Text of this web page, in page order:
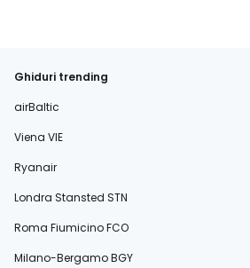
Ghiduri trending
airBaltic
Viena VIE
Ryanair
Londra Stansted STN
Roma Fiumicino FCO
Milano-Bergamo BGY